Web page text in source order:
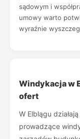
sądowym i
umowy warto
wyraźnie
Windykacja w
ofert
W Elblągu
prowadzące